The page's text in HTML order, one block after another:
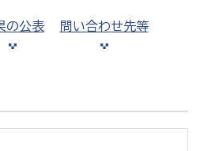
の公表 問い合わせ先等